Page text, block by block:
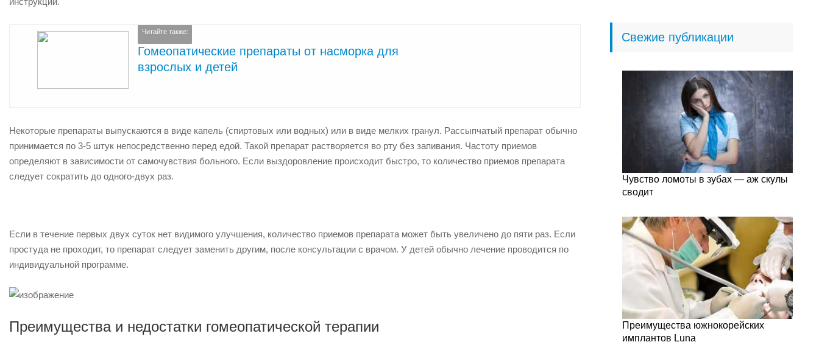
Читайте также:
Гомеопатические препараты от насморка для
взрослых и детей
Некоторые препараты выпускаются в виде капель (спиртовых или водных) или в виде мелких гранул. Рассыпчатый препарат обычно
принимается по 3-5 штук непосредственно перед едой. Такой препарат растворяется во рту без запивания. Частоту приемов
определяют в зависимости от самочувствия больного. Если выздоровление происходит быстро, то количество приемов препарата
следует сократить до одного-двух раз.
Если в течение первых двух суток нет видимого улучшения, количество приемов препарата может быть увеличено до пяти раз. Если
простуда не проходит, то препарат следует заменить другим, после консультации с врачом. У детей обычно лечение проводится по
индивидуальной программе.
Преимущества и недостатки гомеопатической терапии
Свежие публикации
Чувство ломоты в зубах — аж скулы
сводит
Преимущества южнокорейских
имплантов Luna